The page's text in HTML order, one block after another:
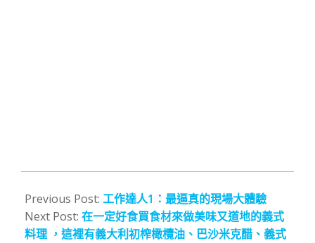
04-
02
Previous Post: 工作達人1：最逼真的現場大體驗
Next Post: 在一定好食買食材來做美味又道地的義式
料理 ，這裡有義大利初榨橄欖油、巴沙米克醋、義式